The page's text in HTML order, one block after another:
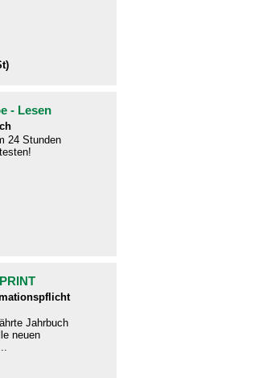
- Lesen
24 Stunden
Jahrbuch
neuen